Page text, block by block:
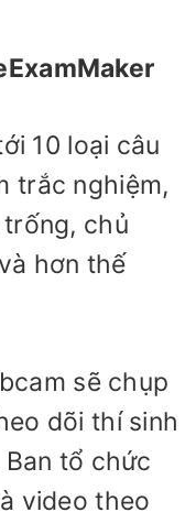
10 loại câu
trắc nghiệm,
chủ
hơn thế
sẽ chụp
dõi thí sinh
tổ chức
video theo